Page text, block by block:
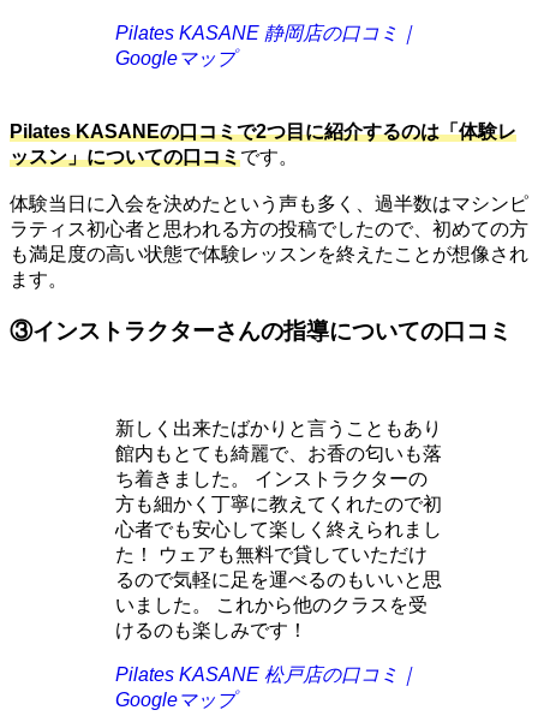
Pilates KASANE 静岡店の口コミ｜
Googleマップ
Pilates KASANEの口コミで2つ目に紹介するのは「体験レ
ッスン」についての口コミです。
体験当日に入会を決めたという声も多く、過半数はマシンピ
ラティス初心者と思われる方の投稿でしたので、初めての方
も満足度の高い状態で体験レッスンを終えたことが想像され
ます。
③インストラクターさんの指導についての口コミ
新しく出来たばかりと言うこともあり
館内もとても綺麗で、お香の匂いも落
ち着きました。 インストラクターの
方も細かく丁寧に教えてくれたので初
心者でも安心して楽しく終えられまし
た！ ウェアも無料で貸していただけ
るので気軽に足を運べるのもいいと思
いました。 これから他のクラスを受
けるのも楽しみです！
Pilates KASANE 松戸店の口コミ｜
Googleマップ